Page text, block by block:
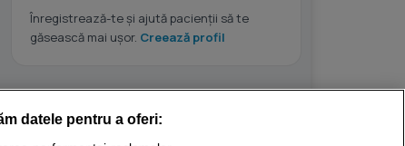
Înregistrează-te și ajută pacienții să te
găsească mai ușor. Creează profil
datele pentru a oferi: